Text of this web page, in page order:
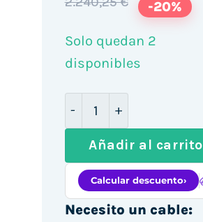
-20%
Solo quedan 2
disponibles
Añadir al carrito
Necesito un cable: